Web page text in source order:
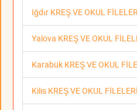
Iğdır KREŞ VE OKUL
Yalova KREŞ VE OKUL
Karabük KREŞ VE OKUL
Kilis KREŞ VE OKUL FİLELERİ